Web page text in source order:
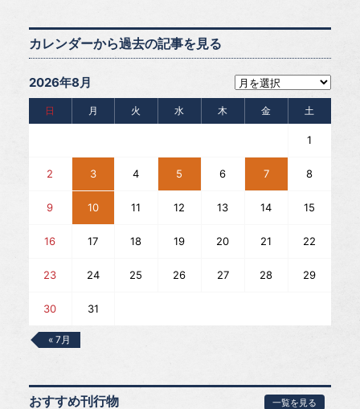
カレンダーから過去の記事を見る
2026年8月
日 月 火 水 木 金 土
1
2 3 4 5 6 7 8
9 10 11 12 13 14 15
16 17 18 19 20 21 22
23 24 25 26 27 28 29
30 31
« 7月
おすすめ刊行物 一覧を見る